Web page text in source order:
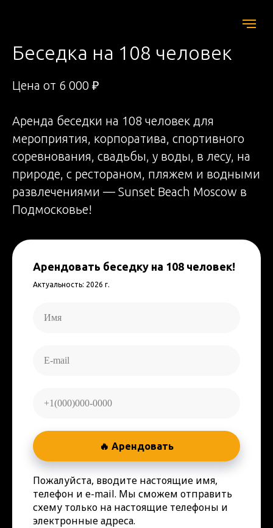
Беседка на 108 человек
Цена от 6 000 ₽
Аренда беседки на 108 человек для
мероприятия, корпоратива, спортивного
соревнования, свадьбы, у воды, в лесу, на
природе, с рестораном, пляжем и водными
развлечениями — Sunset Beach Moscow в
Подмосковье!
Арендовать беседку на 108 человек!
Актуальность: 2026 г.
🔥 Арендовать
Пожалуйста, вводите настоящие имя,
телефон и e-mail. Мы сможем отправить
схему только на настоящие телефоны и
электронные адреса.